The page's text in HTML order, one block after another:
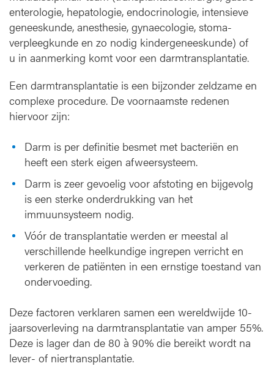
enterologie, hepatologie, endocrinologie, intensieve
geneeskunde, anesthesie, gynaecologie, stoma-
verpleegkunde en zo nodig kindergeneeskunde) of
u in aanmerking komt voor een darmtransplantatie.
Een darmtransplantatie is een bijzonder zeldzame en
complexe procedure. De voornaamste redenen
hiervoor zijn:
Darm is per definitie besmet met bacteriën en
heeft een sterk eigen afweersysteem.
Darm is zeer gevoelig voor afstoting en bijgevolg
is een sterke onderdrukking van het
immuunsysteem nodig.
Vóór de transplantatie werden er meestal al
verschillende heelkundige ingrepen verricht en
verkeren de patiënten in een ernstige toestand van
ondervoeding.
Deze factoren verklaren samen een wereldwijde 10-
jaarsoverleving na darmtransplantatie van amper 55%.
Deze is lager dan de 80 à 90% die bereikt wordt na
lever- of niertransplantatie.